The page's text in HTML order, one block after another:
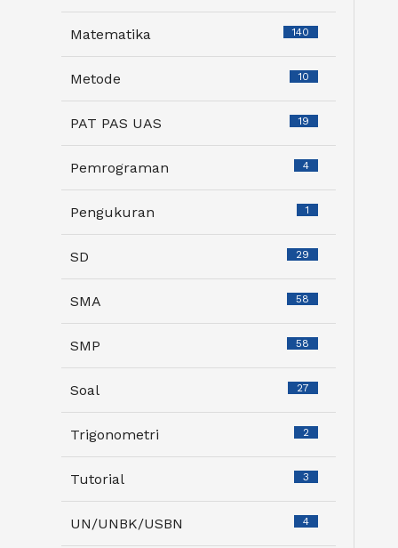
Matematika 140
Metode 10
PAT PAS UAS 19
Pemrograman 4
Pengukuran 1
SD 29
SMA 58
SMP 58
Soal 27
Trigonometri 2
Tutorial 3
UN/UNBK/USBN 4